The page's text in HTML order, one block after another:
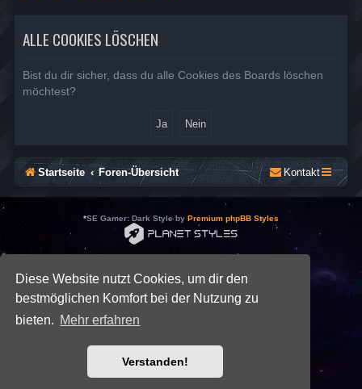
Diese Website nutzt Cookies, um dir den
bestmöglichen Komfort bei der Nutzung zu
bieten. Mehr erfahren
Verstanden!
ALLE COOKIES LÖSCHEN
Bist du dir sicher, dass du alle Cookies des Boards löschen
möchtest?
Startseite Foren-Übersicht Kontakt
*SE Gamer: Dark Style by Premium phpBB Styles
Deutsche Übersetzung durchphpBB.de